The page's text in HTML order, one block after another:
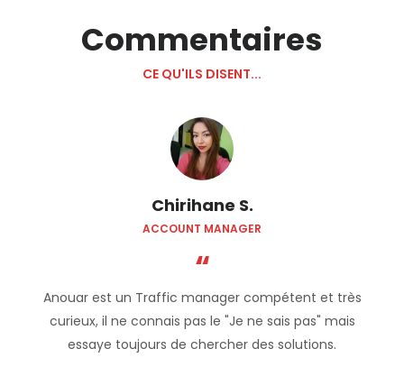
Commentaires
CE QU'ILS DISENT...
Chirihane S.
ACCOUNT MANAGER
Anouar est un Traffic managercompétent et très
curieux, il ne connais pas le "Je ne sais pas" mais
essaye toujours de chercher des solutions.